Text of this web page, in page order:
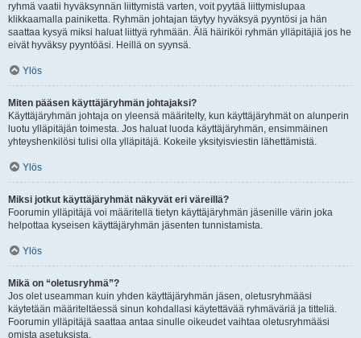
ryhmä vaatii hyväksynnän liittymistä varten, voit pyytää liittymislupaa
klikkaamalla painiketta. Ryhmän johtajan täytyy hyväksyä pyyntösi ja hän
saattaa kysyä miksi haluat liittyä ryhmään. Älä häiriköi ryhmän ylläpitäjiä jos he
eivät hyväksy pyyntöäsi. Heillä on syynsä.
Ylös
Miten pääsen käyttäjäryhmän johtajaksi?
Käyttäjäryhmän johtaja on yleensä määritelty, kun käyttäjäryhmät on alunperin
luotu ylläpitäjän toimesta. Jos haluat luoda käyttäjäryhmän, ensimmäinen
yhteyshenkilösi tulisi olla ylläpitäjä. Kokeile yksityisviestin lähettämistä.
Ylös
Miksi jotkut käyttäjäryhmät näkyvät eri väreillä?
Foorumin ylläpitäjä voi määritellä tietyn käyttäjäryhmän jäsenille värin joka
helpottaa kyseisen käyttäjäryhmän jäsenten tunnistamista.
Ylös
Mikä on “oletusryhmä”?
Jos olet useamman kuin yhden käyttäjäryhmän jäsen, oletusryhmääsi
käytetään määriteltäessä sinun kohdallasi käytettävää ryhmäväriä ja titteliä.
Foorumin ylläpitäjä saattaa antaa sinulle oikeudet vaihtaa oletusryhmääsi
omista asetuksista.